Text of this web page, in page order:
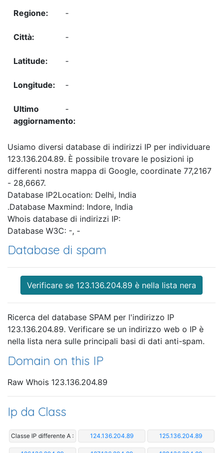
-
-
-
-
-
Usiamo diversi database di indirizzi IP per individuare
123.136.204.89. È possibile trovare le posizioni ip
differenti nostra mappa di Google, coordinate 77,2167
- 28,6667.
Database IP2Location: Delhi, India
.Database Maxmind: Indore, India
Whois database di indirizzi IP:
Database W3C: -, -
Database di spam
Verificare se 123.136.204.89 è nella lista nera
Ricerca del database SPAM per l'indirizzo IP
123.136.204.89. Verificare se un indirizzo web o IP è
nella lista nera sulle principali basi di dati anti-spam.
Domain on this IP
Raw Whois 123.136.204.89
Ip da Class
Classe IP differente A : 124.136.204.89 125.136.204.89